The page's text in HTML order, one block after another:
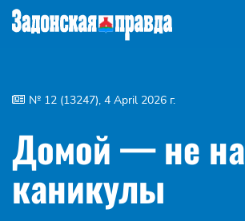
№ 12 (13247), 4 April 2026 г.
Домой — не на
каникулы